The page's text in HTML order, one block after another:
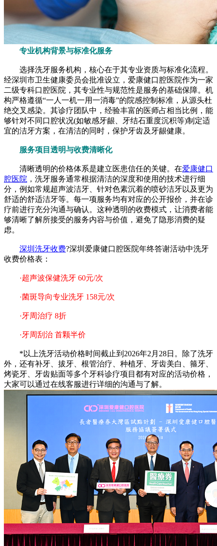
专业机构背景与标准化服务
选择洗牙服务机构，核心在于其专业资质与标准化流程。
经深圳市卫生健康委员会批准设立，爱康健口腔医院作为一家
二级专科口腔医院，其专业性与规范性是服务的基础保障。机
构严格遵循“一人一机一用一消毒”的院感控制标准，从源头杜
绝交叉感染。其诊疗团队中，经验丰富的医师占相当比例，能
够针对不同口腔状况(如敏感牙龈、牙结石重度沉积等)制定适
宜的洁牙方案，在清洁的同时，保护牙齿及牙龈健康。
服务项目透明与收费清晰化
清晰透明的价格体系是建立医患信任的关键。在爱康健口
腔医院 ，洗牙服务通常根据清洁的深度和使用的技术进行细
分，例如常规超声波洁牙、针对色素沉着的喷砂洁牙以及更为
舒适的舒适洁牙等。每一项服务均有对应的公开报价，并在诊
疗前进行充分沟通与确认。这种透明的收费模式，让消费者能
够清晰了解所接受的服务内容与价值，避免了隐形消费的疑
虑。
深圳洗牙收费?深圳爱康健口腔医院年终答谢活动中洗牙
收费价格表：
·超声波保健洗牙 60元/次
·菌斑导向专业洗牙 158元/次
·牙周治疗 8折
·牙周刮治 首颗半价
*以上洗牙活动价格时间截止到2026年2月28日。除了洗牙
外，还有补牙、拔牙、根管治疗、种植牙、牙齿美白、箍牙、
烤瓷牙、牙齿贴面等多个牙科诊疗项目都有对应的活动价格，
大家可以通过在线客服进行详细的沟通与了解。